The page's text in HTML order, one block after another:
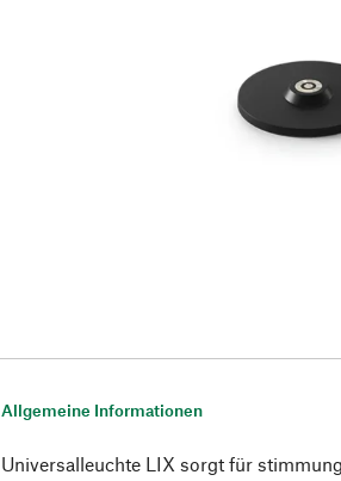
Allgemeine Informationen
Universalleuchte LIX sorgt für